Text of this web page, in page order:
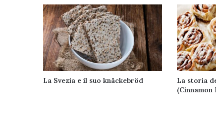
La Svezia e il suo knäckebröd
La storia
(Cinnamon